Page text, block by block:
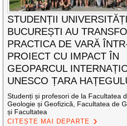
STUDENȚII
BUCUREȘTI AU
PRACTICA DE VARĂ
PROIECT CU IMPACT ÎN
GEOPARCUL
UNESCO ȚARA
Studenți și profesori de la Facultatea
Geologie și Geofizică, Facultatea de
și Facultatea
CITEȘTE MAI DEPARTE